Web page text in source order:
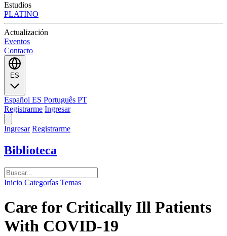
Estudios
PLATINO
Actualización
Eventos
Contacto
ES
Español ES Português PT
Registrarme Ingresar
Ingresar Registrarme
Biblioteca
Inicio Categorías Temas
Care for Critically Ill Patients
With COVID-19